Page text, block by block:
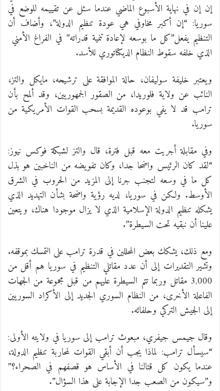
إن إن في نهاية الأسبوع الماضي عندما سئل عن تقييمه للوضع في
سوريا: “إن أكبر مخاوفي هي عودة تنظيم الدولة”، وأضاف أن
التنظيم يفعل”كل ما بوسعه لإعادة تنمية قدراته” في الفراغ الأمني ​​
الذي خلفه سقوط النظام الديكتاتوري للأسد.
ويعتبر خليفة سوليفان، حالة الموافقة على ترشيحه، مايكل والتز،
النائب عن ولاية فلوريدا، من الصقور الجمهوريين، وقد ألمح بأن
ترامب قد لا يفي بوعوده القديمة بسحب القوات الأمريكية من
سوريا.
وفي مقابلة أجريت معه قبل فترة، قال والتز لشبكة فوكس نيوز:
“لقد كان الرئيس واضحا جدا، وكان تفويضه من الناخبين هو بذل
كل ما في وسعه لتجنب جرنا إلى المزيد من الحروب في الشرق
الأوسط. ولكن في سوريا، لديه رؤية واضحة بشأن التهديد الذي
يشكله تنظيم الدولة الإسلامية الذي لا يزال موجودا هناك، ويتعين
علينا أن نبقيه تحت السيطرة”.
ومع ذلك، يشكك بعض المحللين في قدرة ترامب على التمسك بموقفه.
وتشير التقديرات إلى أن عدد مقاتلي التنظيم في سوريا هم أقل من
3,000 مقاتل وربما تتم السيطرة عليهم من قبل مجموعة من الجهات
الفاعلة الأخرى، من النظام السوري الجديد إلى الأكراد السوريين
إلى الجيش التركي وحلفائه.
وقال جيمس جيفري، مبعوث ترامب إلى سوريا في ولايته الأولى:
“سيسأل ترامب: لماذا يجب أن أبقي القوات لمحاربة تنظيم الدولة،
عندما يكون كل قتالنا في الأساس هو قصفهم في الصحراء؟”
و”سيكون من الصعب جدا الإجابة على هذا السؤال”.